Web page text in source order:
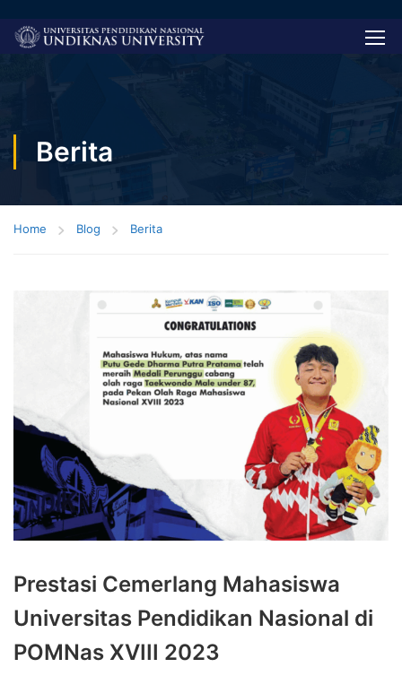
Berita
Home Blog Berita
Prestasi Cemerlang Mahasiswa
Universitas Pendidikan Nasional di
POMNas XVIII 2023